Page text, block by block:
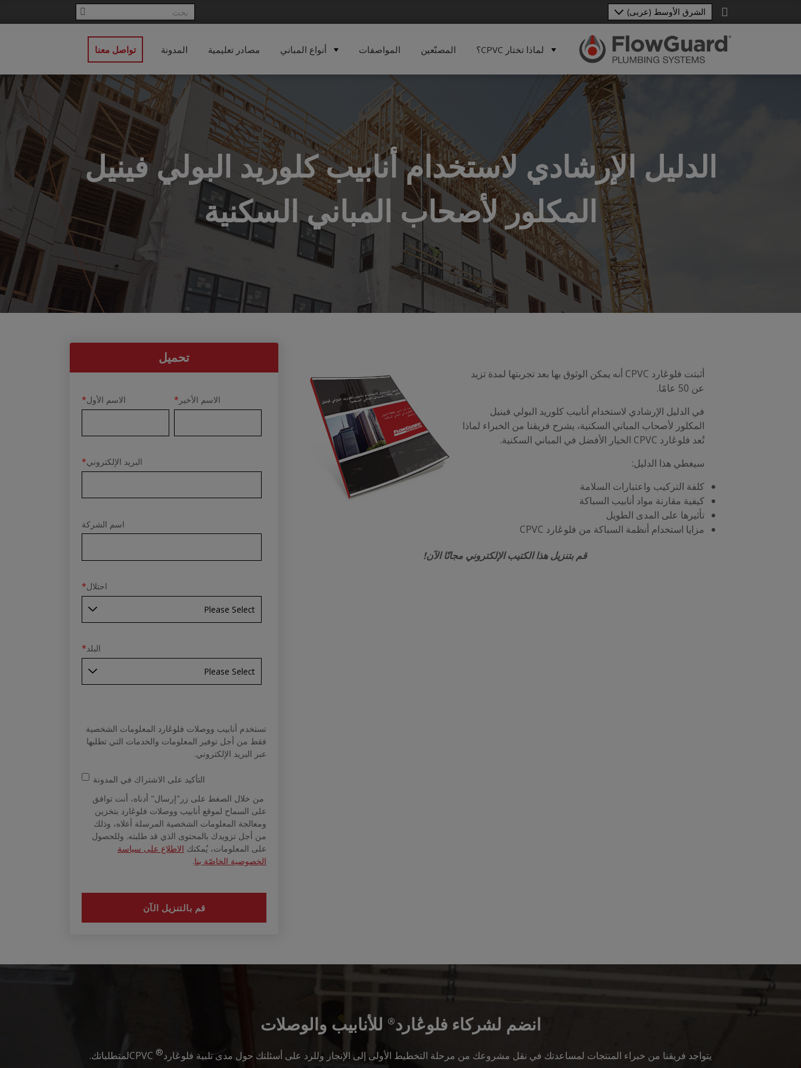
لماذا تختار CPVC؟ المصنّعين المواصفات أنواع المباني مصادر تعليمية المدونة تواصل معنا
الدليل الإرشادي لاستخدام أنابيب كلوريد البولي فينيل
المكلور لأصحاب المباني السكنية
أثبتت فلوڠارد CPVC أنه يمكن الوثوق بها بعد تجربتها لمدة تزيد
عن 50 عامًا.
في الدليل الإرشادي لاستخدام أنابيب كلوريد البولي فينيل
المكلور لأصحاب المباني السكنية، يشرح فريقنا من الخبراء لماذا
تُعد فلوڠارد CPVC الخيار الأفضل في المباني السكنية.
سيغطي هذا الدليل:
كلفة التركيب واعتبارات السلامة
كيفية مقارنة مواد أنابيب السباكة
تأثيرها على المدى الطويل
مزايا استخدام أنظمة السباكة من فلوڠارد CPVC
قم بتنزيل هذا الكتيب الإلكتروني مجانًا الآن!
تحميل
الاسم الأول* الاسم الأخير *
البريد الإلكتروني*
اسم الشركة
احتلال*
البلد*
تستخدم أنابيب ووصلات فلوڠارد المعلومات الشخصية
فقط من أجل توفير المعلومات والخدمات التي تطلبها
عبر البريد الإلكتروني.
التأكيد على الاشتراك في المدونة
من خلال الصغط على زر"إرسال" أدناه، أنت توافق
على السماح لموقع أنابيب ووصلات فلوڠارد بتخزين
ومعالجة المعلومات الشخصية المرسلة أعلاه، وذلك
من أجل تزويدك بالمحتوى الذي قد طلبته. وللحصول
على المعلومات، يُمكنك الاطلاع على سياسة
الخصوصية الخاصّة بنا.
انضم لشركاء فلوڠارد® للأنابيب والوصلات
يتواجد فريقنا من خبراء المنتجات لمساعدتك في نقل مشروعك من مرحلة التخطيط الأولى إلى الإنجاز وللرد على أسئلتك حول مدى تلبية فلوڠارد®